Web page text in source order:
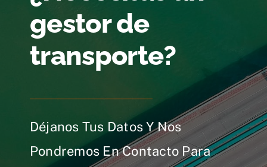
gestor de
transporte?
Déjanos Tus Datos Y Nos
Pondremos En Contacto Para